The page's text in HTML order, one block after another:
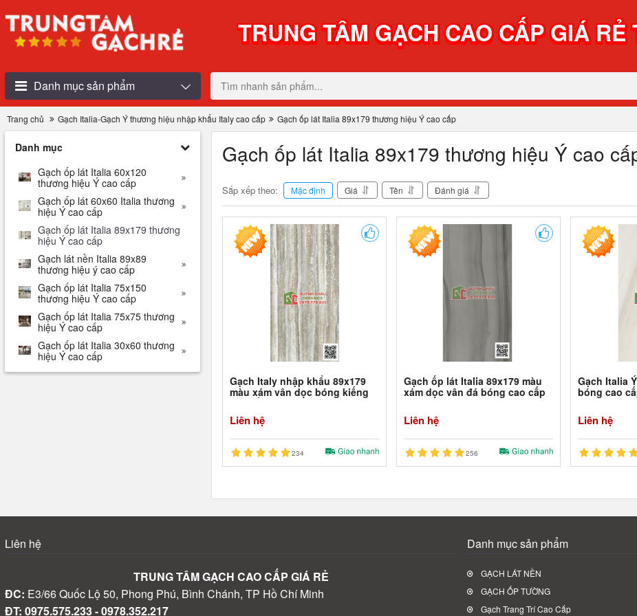
TRUNG TÂM GẠCH CAO CẤP GIÁ RẺ
Danh mục sản phẩm
Trang chủ Gạch Italia-Gạch Ý thương hiệu nhập khẩu Italy cao cấp Gạch ốp lát Italia 89x179 thương hiệu Ý cao cấp
Danh mục
Gạch ốp lát Italia 60x120
thương hiệu Ý cao cấp
Gạch ốp lát 60x60 Italia thương
hiệu Ý cao cấp
Gạch ốp lát Italia 89x179 thương
hiệu Ý cao cấp
Gạch lát nền Italia 89x89
thương hiệu ý cao cấp
Gạch ốp lát Italia 75x150
thương hiệu Ý cao cấp
Gạch ốp lát Italia 75x75 thương
hiệu Ý cao cấp
Gạch ốp lát Italia 30x60 thương
hiệu Ý cao cấp
Gạch ốp lát Italia 89x179 thương hiệu Ý cao
Sắp xếp theo: Mặc định Giá Tên Đánh giá
Gạch Italy nhập khẩu 89x179
màu xám vân dọc bóng kiếng
Liên hệ
234
Gạch ốp lát Italia 89x179 màu
xám dọc vân đá bóng cao cấp
Liên hệ
256
Gạch Italia
bóng cao
Liên hệ
Liên hệ
TRUNG TÂM GẠCH CAO CẤP GIÁ RẺ
ĐC: E3/66 Quốc Lộ 50, Phong Phú, Bình Chánh, TP Hồ Chí Minh
ĐT: 0975.575.233 - 0978.352.217
Danh mục sản phẩm
GẠCH LÁT NỀN
GẠCH ỐP TƯỜNG
Gạch Trang Trí Cao Cấp